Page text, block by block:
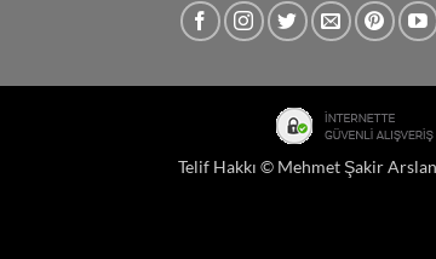
Telif Hakkı © Mehmet Şakir Arslan